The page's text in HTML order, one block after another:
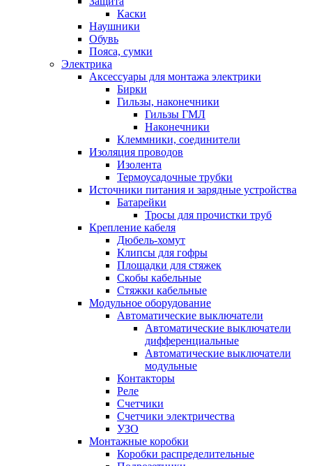
Каски
Наушники
Обувь
Пояса, сумки
Электрика
Аксессуары для монтажа электрики
Бирки
Гильзы, наконечники
Гильзы ГМЛ
Наконечники
Клеммники, соединители
Изоляция проводов
Изолента
Термоусадочные трубки
Источники питания и зарядные устройства
Батарейки
Тросы для прочистки труб
Крепление кабеля
Дюбель-хомут
Клипсы для гофры
Площадки для стяжек
Скобы кабельные
Стяжки кабельные
Модульное оборудование
Автоматические выключатели
Автоматические выключатели
дифференциальные
Автоматические выключатели
модульные
Контакторы
Реле
Счетчики
Счетчики электричества
УЗО
Монтажные коробки
Коробки распределительные